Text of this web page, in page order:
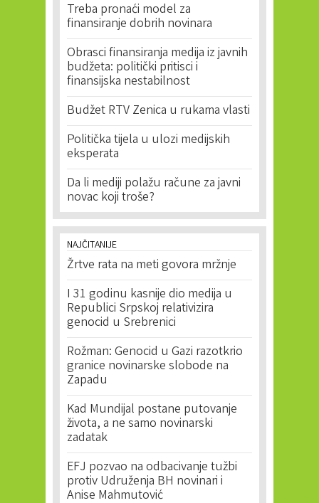
Treba pronaći model za
finansiranje dobrih novinara
Obrasci finansiranja medija iz javnih
budžeta: politički pritisci i
finansijska nestabilnost
Budžet RTV Zenica u rukama vlasti
Politička tijela u ulozi medijskih
eksperata
Da li mediji polažu račune za javni
novac koji troše?
NAJČITANIJE
Žrtve rata na meti govora mržnje
I 31 godinu kasnije dio medija u
Republici Srpskoj relativizira
genocid u Srebrenici
Rožman: Genocid u Gazi razotkrio
granice novinarske slobode na
Zapadu
Kad Mundijal postane putovanje
života, a ne samo novinarski
zadatak
EFJ pozvao na odbacivanje tužbi
protiv Udruženja BH novinari i
Anise Mahmutović